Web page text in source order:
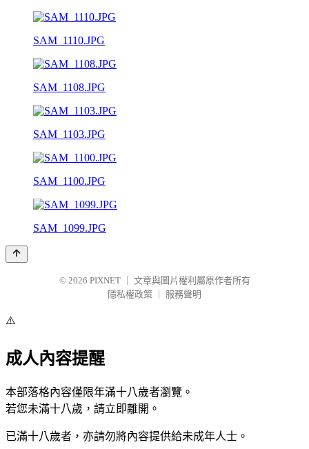
SAM_1110.JPG
SAM_1108.JPG
SAM_1103.JPG
SAM_1100.JPG
SAM_1099.JPG
© 2026 PIXNET
文章與圖片權利屬原作者所有
隱私權政策
服務聲明
⚠️
成人內容提醒
本部落格內容僅限年滿十八歲者瀏覽。
若您未滿十八歲，請立即離開。
已滿十八歲者，亦請勿將內容提供給未成年人士。